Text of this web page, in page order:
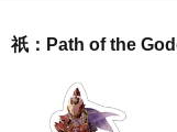
祇：Path of the